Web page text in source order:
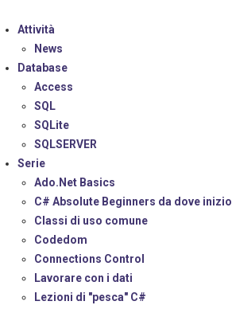
Attività
News
Database
Access
SQL
SQLite
SQLSERVER
Serie
Ado.Net Basics
C# Absolute Beginners da dove inizio
Classi di uso comune
Codedom
Connections Control
Lavorare con i dati
Lezioni di "pesca" C#